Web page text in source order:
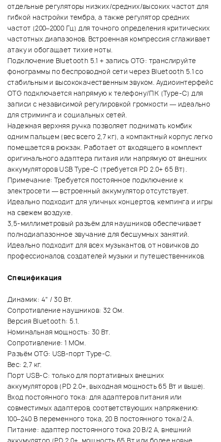
отдельные регуляторы низких/средних/высоких частот для
гибкой настройки тембра, а также регулятор средних
частот (200–2000 Гц) для точного определения критических
частотных диапазонов. Встроенная компрессия сглаживает
атаку и обогащает тихие ноты.
Подключение Bluetooth 5.1 + запись OTG: транслируйте
фонограммы по беспроводной сети через Bluetooth 5.1 со
стабильным и высококачественным звуком. Аудиоинтерфейс
OTG подключается напрямую к телефону/ПК (Type-C) для
записи с независимой регулировкой громкости — идеально
для стриминга и социальных сетей.
Надежная верхняя ручка позволяет поднимать комбик
одним пальцем (вес всего 2,7 кг), а компактный корпус легко
помещается в рюкзак. Работает от входящего в комплект
оригинального адаптера питаия или напрямую от внешних
аккумуляторов USB Type-C (требуется PD 2.0+ 65 Вт).
Примечание: Требуется постоянное подключение к
электросети — встроенный аккумулятор отсутствует.
Идеально подходит для уличных концертов, кемпинга и игры
на свежем воздухе.
3,5-миллиметровый разъём для наушников обеспечивает
полнодиапазонное звучание для бесшумных занятий.
Идеально подходит для всех музыкантов, от новичков до
профессионалов, создателей музыки и путешественников.
Спецификация
Динамик: 4" / 30 Вт.
Сопротивление наушников: 32 Ом.
Версия Bluetooth: 5.1.
Номинальная мощность: 30 Вт.
Сопротивление: 1 МОм.
Разъём OTG: USB-порт Type-C.
Вес: 2,7 кг.
Порт USB-C: только для портативных внешних
аккумуляторов (PD 2.0+, выходная мощность 65 Вт и выше).
Вход постоянного тока: для адаптеров питания или
совместимых адаптеров, соответствующих напряжению:
100–240 В переменного тока, 20 В постоянного тока/2 А.
Питание: адаптер постоянного тока 20 В/2 А, внешний